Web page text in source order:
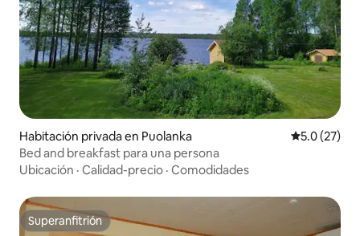
Habitación privada en Puolanka Calificación
5.0 (27)
Bed and breakfast para una persona
Ubicación · Calidad-precio · Comodidades
Superanfitrión
Superanfitrión